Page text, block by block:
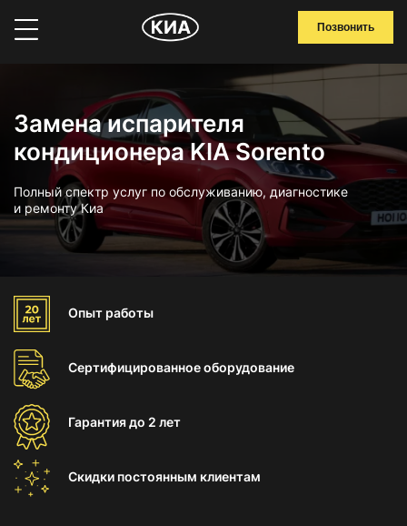
Позвонить
Замена испарителя
кондиционера KIA Sorento
Полный спектр услуг по обслуживанию, диагностике
и ремонту Киа
Опыт работы
Сертифицированноеоборудование
Гарантиядо 2 лет
Скидки постоянным клиентам